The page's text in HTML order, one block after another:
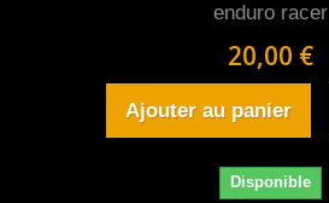
enduro racer
20,00 €
Ajouter au panier
Disponible